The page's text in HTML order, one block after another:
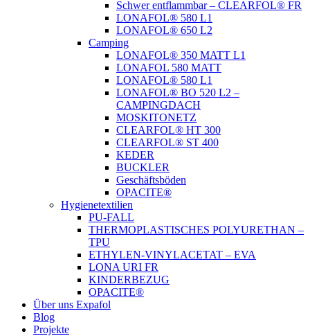
Schwer entflammbar – CLEARFOL® FR
LONAFOL® 580 L1
LONAFOL® 650 L2
Camping
LONAFOL® 350 MATT L1
LONAFOL 580 MATT
LONAFOL® 580 L1
LONAFOL® BO 520 L2 –
CAMPINGDACH
MOSKITONETZ
CLEARFOL® HT 300
CLEARFOL® ST 400
KEDER
BUCKLER
Geschäftsböden
OPACITE®
Hygienetextilien
PU-FALL
THERMOPLASTISCHES POLYURETHAN –
TPU
ETHYLEN-VINYLACETAT – EVA
LONA URI FR
KINDERBEZUG
OPACITE®
Über uns Expafol
Blog
Projekte